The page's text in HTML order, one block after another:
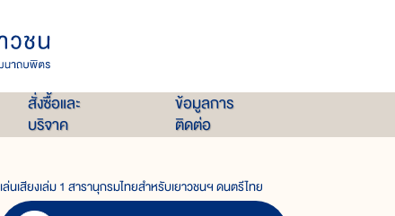
สั่งซื้อและ
บริจาค
ข้อมูลการ
ติดต่อ
เล่นเสียงเล่ม 1 สารานุกรมไทยสำหรับเยาวชนฯ ดนตรีไทย